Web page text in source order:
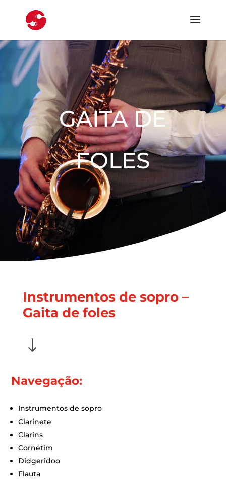
GAITA DE
FOLES
Instrumentos de sopro –
Gaita de foles
"
Navegação:
Instrumentos de sopro
Clarinete
Clarins
Cornetim
Didgeridoo
Flauta